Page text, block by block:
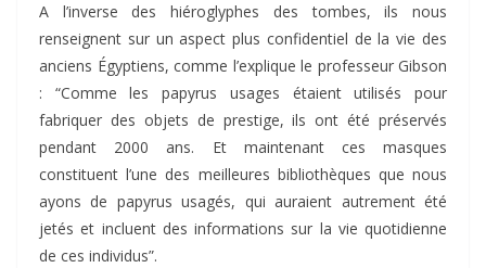
A l’inverse des hiéroglyphes des tombes, ils nous
renseignent sur un aspect plus confidentiel de la vie des
anciens Égyptiens, comme l’explique le professeur Gibson
: “Comme les papyrus usages étaient utilisés pour
fabriquer des objets de prestige, ils ont été préservés
pendant 2000 ans. Et maintenant ces masques
constituent l’une des meilleures bibliothèques que nous
ayons de papyrus usagés, qui auraient autrement été
jetés et incluent des informations sur la vie quotidienne
de ces individus”.